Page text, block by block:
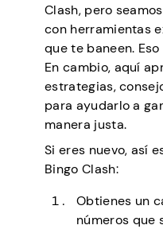
Clash, pero
con herramientas
que te baneen.
En cambio, aquí
estrategias,
para ayudarlo a
manera justa.
Si eres nuevo, así
Bingo Clash:
Obtienes un
números que